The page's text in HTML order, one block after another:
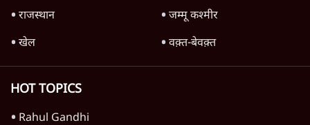
राजस्थान
जम्मू कश्मीर
खेल
वक़्त-बेवक़्त
HOT TOPICS
Rahul Gandhi